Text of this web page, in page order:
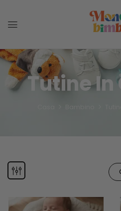
Tutine